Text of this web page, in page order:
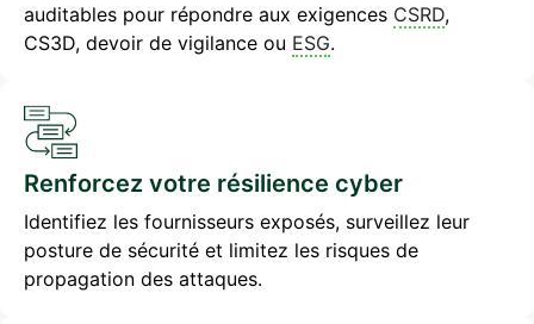
auditables pour répondre aux exigences CSRD,
CS3D, devoir de vigilance ou ESG.
Renforcez votre résilience cyber
Identifiez les fournisseurs exposés, surveillez leur
posture de sécurité et limitez les risques de
propagation des attaques.